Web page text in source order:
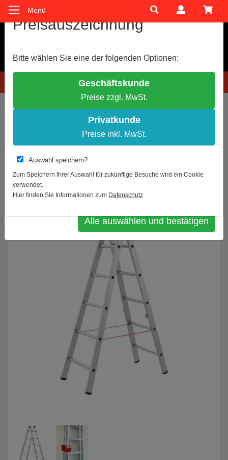
Hotline: 0781 9399888-60
Menü
Sie sind hier: Feuerwehrleiter Sprossen Stehleiter
Artikel 5 von 8
Alu Sprossenstehleiter | 2×7
Sprossen
Cookie-Einstellungen
Wir verwenden Cookies, um Ihnen ein optimales
Einige Cookies sind technisch notwendig, andere dienen zu
anonymen Statistikzwecken.
Entscheiden Sie bitte selbst, welche Cookies Sie akzeptieren.
Notwendige Cookies erlauben
Weitere Infos
Datenschutz Impressum
Auswahl bestätigen
Alle auswählen und bestätigen
Preisauszeichnung
Bitte wählen Sie eine der folgenden Optionen:
Geschäftskunde
Preise zzgl. MwSt.
Privatkunde
Preise inkl. MwSt.
Auswahl speichern?
Zum Speichern Ihrer Auswahl für zukünftige Besuche wird ein Cookie
verwendet.
Hier finden Sie Informationen zum Datenschutz